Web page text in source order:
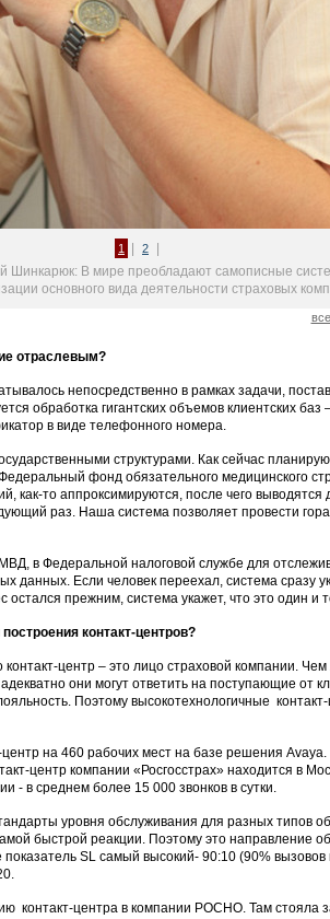
1 2
Шинкарюк: В мире преобладают самописные
основного вида деятельности страховых
отраслевым?
непосредственно в рамках задачи,
обработка гигантских объемов клиентских
в виде телефонного номера.
структурами. Как сейчас
фонд обязательного медицинского
как-то аппроксимируются, после чего выводятся
раз. Наша система позволяет провести
в Федеральной налоговой службе для
данных. Если человек переехал, система сразу
прежним, система укажет, что это один и
контакт-центров?
контакт-центр – это лицо страховой компании.
они могут ответить на поступающие от
Поэтому высокотехнологичные
на 460 рабочих мест на базе решения
центр компании «Росгосстрах» находится в
- в среднем более 15 000 звонков в сутки.
уровня обслуживания для разных типов
быстрой реакции. Поэтому это направление
SL самый высокий- 90:10 (90%
контакт-центра в компании РОСНО. Там стояла